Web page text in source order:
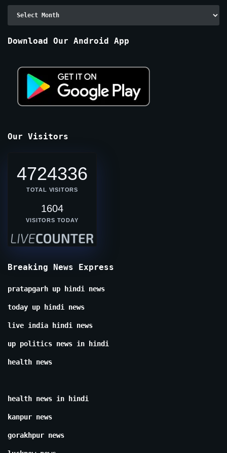
Download Our Android App
Our Visitors
4724336
TOTAL VISITORS
1604
VISITORS TODAY
Breaking News Express
pratapgarh up hindi news
today up hindi news
live india hindi news
up politics news in hindi
health news
health news in hindi
kanpur news
gorakhpur news